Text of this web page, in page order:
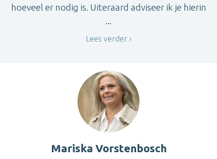
hoeveel er nodig is. Uiteraard adviseer ik je hierin
...
Lees verder
Mariska Vorstenbosch